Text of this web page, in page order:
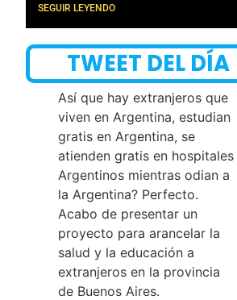
SEGUIR LEYENDO
TWEET DEL DÍA
Así que hay extranjeros que
viven en Argentina, estudian
gratis en Argentina, se
atienden gratis en hospitales
Argentinos mientras odian a
la Argentina? Perfecto.
Acabo de presentar un
proyecto para arancelar la
salud y la educación a
extranjeros en la provincia
de Buenos Aires.